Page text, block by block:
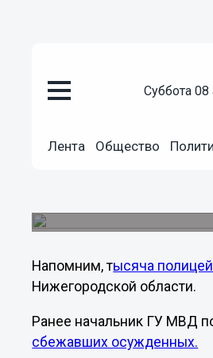
суббота
Лента Общество
Напомним, тысяча
Нижегородской области.
Ранее начальник ГУ МВД
сбежавших осужденных.